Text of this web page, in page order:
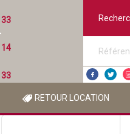
33
14
33
RETOUR LOCATION